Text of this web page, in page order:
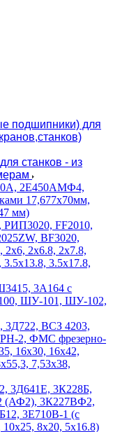
подшипники) для
станков - из
2Е450АМФ4,
17,677х70мм,
мм)
РИП3020, FF2010,
BF3020,
2х6.8, 2х7.8,
3.5х13.8, 3.5х17.8,
3А164 с
ШУ-101, ШУ-102,
3Д722, ВСЗ 4203,
2, ФМС фрезерно-
16х30, 16х42,
7,53х38,
3Д641Е, 3К228Б,
(АФ2), 3К227ВФ2,
3Е710В-1 (с
8х20, 5х16.8)